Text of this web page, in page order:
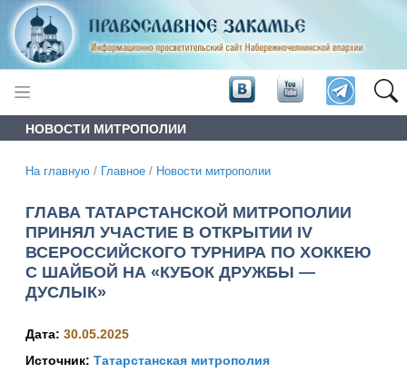
НОВОСТИ МИТРОПОЛИИ
На главную / Главное / Новости митрополии
ГЛАВА ТАТАРСТАНСКОЙ МИТРОПОЛИИ
ПРИНЯЛ УЧАСТИЕ В ОТКРЫТИИ IV
ВСЕРОССИЙСКОГО ТУРНИРА ПО ХОККЕЮ
С ШАЙБОЙ НА «КУБОК ДРУЖБЫ —
ДУСЛЫК»
Дата: 30.05.2025
Источник: Татарстанская митрополия